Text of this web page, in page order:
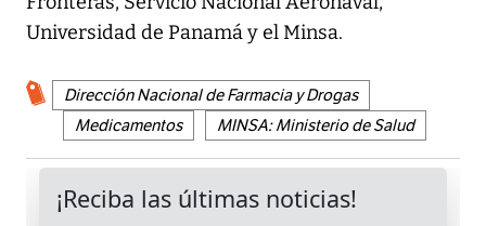
Universidad de Panamá y el Minsa.
Dirección Nacional de Farmacia y Drogas
Medicamentos
MINSA: Ministerio de Salud